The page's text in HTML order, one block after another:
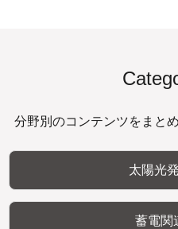
分野別のコンテンツをまと
太陽光
蓄電関